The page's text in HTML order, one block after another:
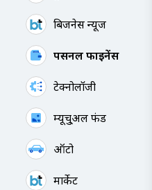
बिजनेस न्यूज
पर्सनल फाइनेंस
टेक्नोलॉजी
म्यूचु्अल फंड
ऑटो
मार्केट